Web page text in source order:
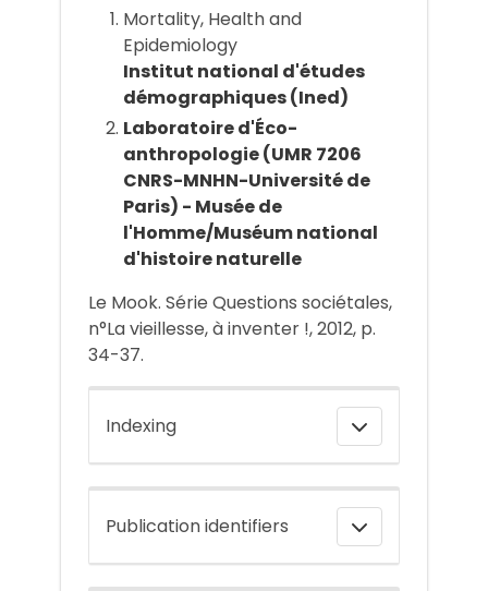
Mortality, Health and
Epidemiology
Institut national d'études
démographiques (Ined)
Laboratoire d'Éco-
anthropologie (UMR 7206
CNRS-MNHN-Université de
Paris) - Musée de
l'Homme/Muséum national
d'histoire naturelle
Le Mook. Série Questions sociétales,
n°La vieillesse, à inventer !, 2012, p.
34-37.
Indexing
Publication identifiers